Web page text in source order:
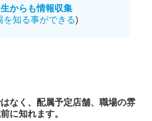
からも情報収集
知る事ができる)
なく、配属予定店舗、職場の雰
に知れます。